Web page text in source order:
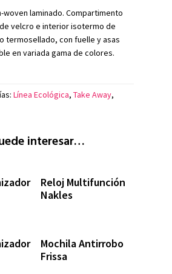
woven laminado. Compartimento
velcro e interior isotermo de
termosellado, con fuelle y asas
en variada gama de colores.
Línea Ecológica, Take Away,
interesar…
Reloj Multifunción
Nakles
Mochila Antirrobo
Frissa